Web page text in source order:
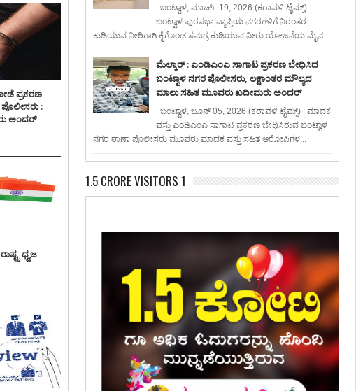
ಬಂಟ್ವಾಳ, ಮಾರ್ಚ್ 19, 2026 (ಕರಾವಳಿ ಟೈಮ್ಸ್) :
ಬಂಟ್ವಾಳ ಪುರಸಭಾ ವ್ಯಾಪ್ತಿಯ ನಗರಗಳಿಗೆ ನಿರಂತರ
ಕುಡಿಯುವ ನೀರಿಗಾಗಿ ಕೈಗೊಂಡ ಸಮಗ್ರ ಕುಡಿಯುವ ನೀರು ಯೋಜನೆಯ ಮೈನ...
ಮೆಲ್ಕಾರ್ : ಎಂಡಿಎಂಎ ಸಾಗಾಟ ಪ್ರಕರಣ ಬೇಧಿಸಿದ
ಬಂಟ್ವಾಳ ನಗರ ಪೊಲೀಸರು, ಲಕ್ಷಾಂತರ ಮೌಲ್ಯದ
ಮಾಲು ಸಹಿತ ಮೂವರು ಖದೀಮರು ಅಂದರ್
ಬಂಟ್ವಾಳ, ಜೂನ್ 05, 2026 (ಕರಾವಳಿ ಟೈಮ್ಸ್) : ಮಾದಕ
ವಸ್ತು ಎಂಡಿಎಂಎ ಸಾಗಾಟ ಪ್ರಕರಣ ಬೇಧಿಸಿರುವ ಬಂಟ್ವಾಳ
ನಗರ ಠಾಣಾ ಪೊಲೀಸರು ಮೂವರು ಮಾದಕ ವಸ್ತು ಸಹಿತ ಆರೋಪಿಗಳ...
1.5 CRORE VISITORS 1
ಪ್ರಕರಣ
:
ಅಂದರ್
ಧ್ವಜ